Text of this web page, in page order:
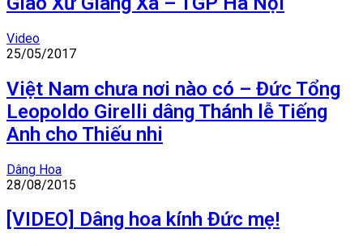
Video
25/05/2017
Việt Nam chưa nơi nào có – Đức Tổng
Leopoldo Girelli dâng Thánh lễ Tiếng
Anh cho Thiếu nhi
Dâng Hoa
28/08/2015
[VIDEO] Dâng hoa kính Đức mẹ!